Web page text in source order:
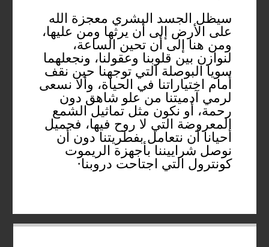
سيظل الجسد البشري معجزة الله
على الأرض إلى أن يرثها ومن عليها،
ومن هنا إلى أن تحين الساعة،
لنوازن بين قلوبنا وعقولنا، ونجعلهما
سويا البوصلة التي توجهنا حين نقف
أمام اختياراتنا في الحياة، وألا نسعى
لرمي آدميتنا من علو شاهق دون
رحمة، أو نكون مثل تماثيل الشمع
المعروضة التي لا روح فيها، فجميل
أحيانا أن نتعامل بفطريتنا دون أن
نوصل شراييننا بأجهزة الريموت
كونترول التي اجتاحت دروبنا·